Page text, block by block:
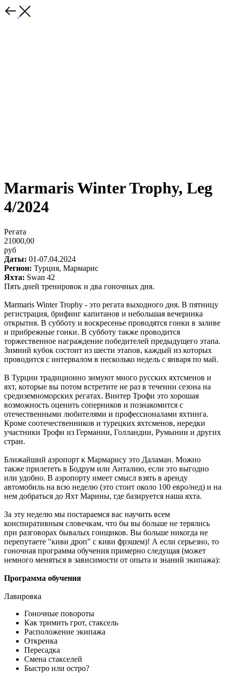
Marmaris Winter Trophy, Leg
4/2024
Регата
21000,00
руб
Даты: 01-07.04.2024
Регион: Турция, Мармарис
Яхта: Swan 42
Пять дней тренировок и два гоночных дня.
Marmaris Winter Trophy - это регата выходного дня. В пятницу
регистрация, брифинг капитанов и небольшая вечеринка
открытия. В субботу и воскресенье проводятся гонки в заливе
и прибрежные гонки. В субботу также проводится
торжественное награждение победителей предыдущего этапа.
Зимний кубок состоит из шести этапов, каждый из которых
проводится с интервалом в несколько недель с января по май.
В Турции традиционно зимуют много русских яхтсменов и
яхт, которые вы потом встретите не раз в течении сезона на
средиземноморских регатах. Винтер Трофи это хорошая
возможность оценить соперников и познакомится с
отечественными любителями и профессионалами яхтинга.
Кроме соотечественников и турецких яхтсменов, нередки
участники Трофи из Германии, Голландии, Румынии и других
стран.
Ближайший аэропорт к Мармарису это Даламан. Можно
также прилететь в Бодрум или Анталию, если это выгодно
или удобно. В аэропорту имеет смысл взять в аренду
автомобиль на всю неделю (это стоит около 100 евро/нед) и на
нем добраться до Яхт Марины, где базируется наша яхта.
За эту неделю мы постараемся вас научить всем
конспиративным словечкам, что бы вы больше не терялись
при разговорах бывалых гонщиков. Вы больше никогда не
перепутаете "киви дроп" с киви фрэшем)! А если серьезно, то
гоночная программа обучения примерно следущая (может
немного меняться в зависимости от опыта и знаний экипажа):
Программа обучения
Лавировка
Гоночные повороты
Как тримить грот, стаксель
Расположение экипажа
Откренка
Пересадка
Смена стакселей
Быстро или остро?